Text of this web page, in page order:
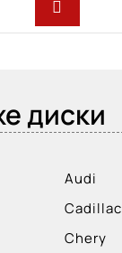
диски
Audi
Cadillac
Chery